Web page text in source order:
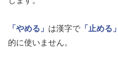
「やめる」 は漢字で 「止める」
的に使いません。